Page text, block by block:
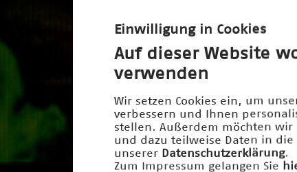
Einwilligung in Cookies
Auf dieser Website
verwenden
Wir setzen Cookies ein, um
verbessern und Ihnen
stellen. Außerdem möchten
und dazu teilweise Daten in die
unserer Datenschutzerklärung.
Zum Impressum gelangen Sie